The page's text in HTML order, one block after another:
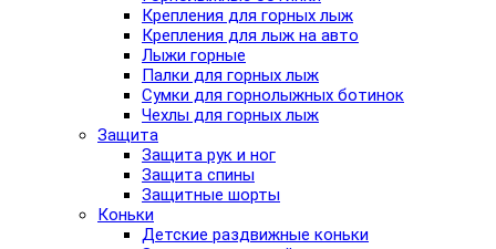
Крепления для горных лыж
Крепления для лыж на авто
Лыжи горные
Палки для горных лыж
Сумки для горнолыжных ботинок
Чехлы для горных лыж
Защита
Защита рук и ног
Защита спины
Защитные шорты
Коньки
Детские раздвижные коньки